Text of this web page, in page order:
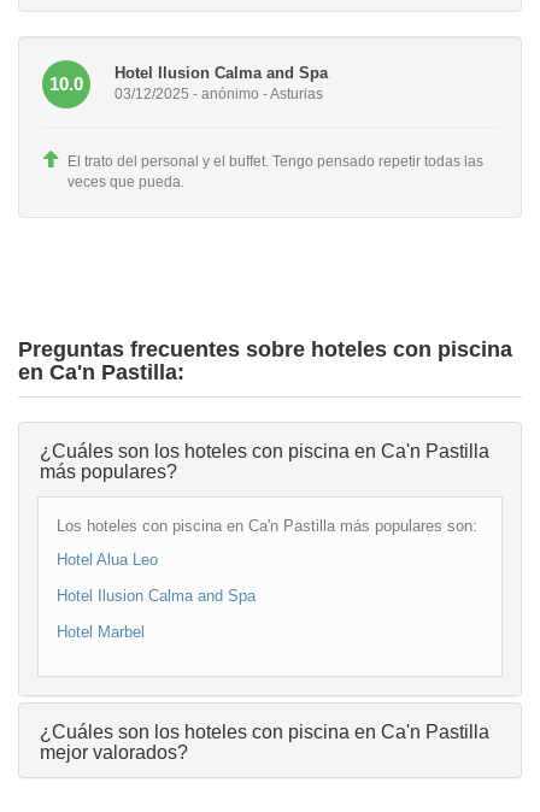
10.0
Hotel Ilusion Calma and Spa
03/12/2025 - anónimo - Asturias
El trato del personal y el buffet. Tengo pensado repetir todas las
veces que pueda.
Preguntas frecuentes sobre hoteles con piscina
en Ca'n Pastilla:
¿Cuáles son los hoteles con piscina en Ca'n Pastilla
más populares?
Los hoteles con piscina en Ca'n Pastilla más populares son:
Hotel Alua Leo
Hotel Ilusion Calma and Spa
Hotel Marbel
¿Cuáles son los hoteles con piscina en Ca'n Pastilla
mejor valorados?